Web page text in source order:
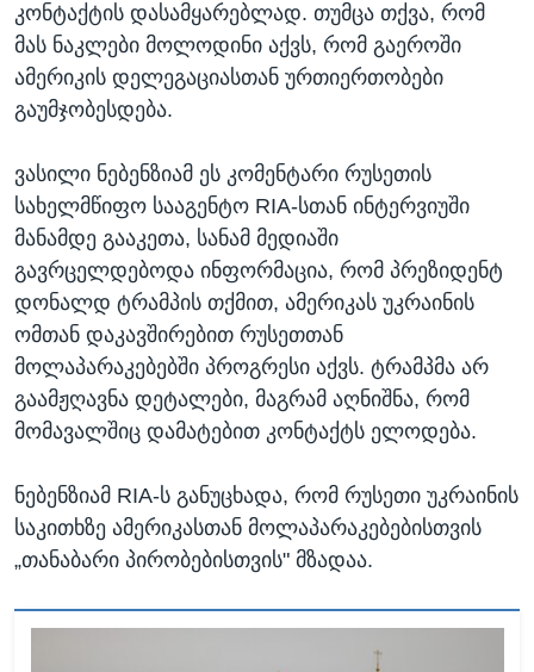
კონტაქტის დასამყარებლად. თუმცა თქვა, რომ
მას ნაკლები მოლოდინი აქვს, რომ გაეროში
ამერიკის დელეგაციასთან ურთიერთობები
გაუმჯობესდება.
ვასილი ნებენზიამ ეს კომენტარი რუსეთის
სახელმწიფო სააგენტო RIA-სთან ინტერვიუში
მანამდე გააკეთა, სანამ მედიაში
გავრცელდებოდა ინფორმაცია, რომ პრეზიდენტ
დონალდ ტრამპის თქმით, ამერიკას უკრაინის
ომთან დაკავშირებით რუსეთთან
მოლაპარაკებებში პროგრესი აქვს. ტრამპმა არ
გაამჟღავნა დეტალები, მაგრამ აღნიშნა, რომ
მომავალშიც დამატებით კონტაქტს ელოდება.
ნებენზიამ RIA-ს განუცხადა, რომ რუსეთი უკრაინის
საკითხზე ამერიკასთან მოლაპარაკებებისთვის
„თანაბარი პირობებისთვის" მზადაა.